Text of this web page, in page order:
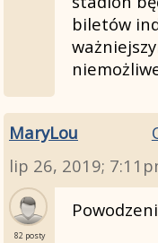
biletów
MaryLou
lip 26, 2019;
82 posty